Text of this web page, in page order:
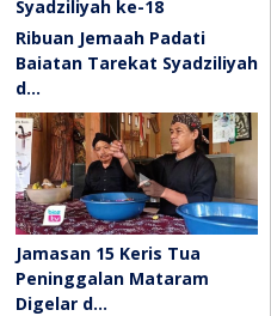
Ribuan Jemaah Padati
Baiatan Tarekat Syadziliyah
d…
Jamasan 15 Keris Tua
Peninggalan Mataram
Digelar d…